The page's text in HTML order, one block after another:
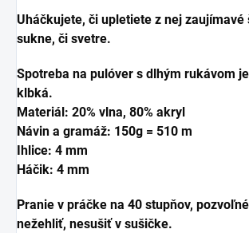
Uháčkujete, či upletiete z nej zaujímavé
sukne, či svetre.
Spotreba na pulóver s dlhým rukávom
klbká.
Materiál: 20% vlna, 80% akryl
Návin a gramáž: 150g = 510 m
Ihlice: 4 mm
Háčik: 4 mm
Pranie v práčke na 40 stupňov,
nežehliť, nesušiť v sušičke.